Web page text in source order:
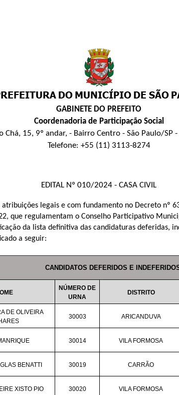
GABINETE DO PREFEITO
Coordenadoria de Participação Social
Chá, 15, 9º andar, - Bairro Centro - São Paulo/SP
Telefone: +55 (11) 3113-8274
EDITAL Nº 010/2024 - CASA CIVIL
legais e com fundamento no Decreto nº
que regulamentam o Conselho Participativo
da lista definitiva das candidaturas deferidas,
a seguir:
CANDIDATOS DEFERIDOS E
NÚMERO DE
URNA
DISTRITO
DE OLIVEIRA
30003 ARICANDUVA
30014 VILA FORMOSA
BENATTI 30019 CARRÃO
XISTO PIO 30020 VILA FORMOSA